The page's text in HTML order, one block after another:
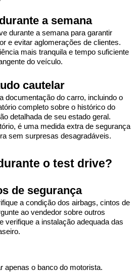
a semana
durante a semana para garantir
e evitar aglomerações de clientes.
mais tranquila e tempo suficiente
do veículo.
cautelar
documentação do carro, incluindo o
completo sobre o histórico do
detalhada de seu estado geral.
é uma medida extra de segurança
sem surpresas desagradáveis.
o test drive?
de segurança
a condição dos airbags, cintos de
ao vendedor sobre outros
verifique a instalação adequada das
apenas o banco do motorista.